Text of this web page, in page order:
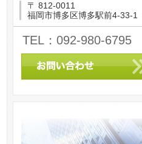
〒 812-0011
福岡市博多区博多駅前4-33-1
TEL：092-980-6795